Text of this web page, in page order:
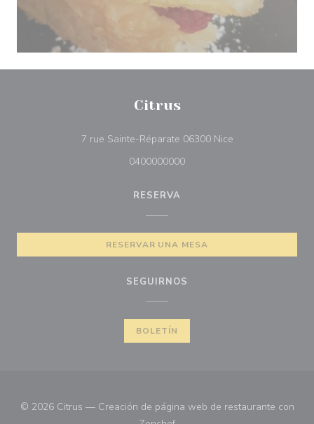
Citrus
7 rue Sainte-Réparate 06300 Nice((abre en una
0400000000
RESERVA
RESERVAR UNA MESA
SEGUIRNOS
BOLETÍN
© 2026 Citrus — Creación de página web de restaurante con